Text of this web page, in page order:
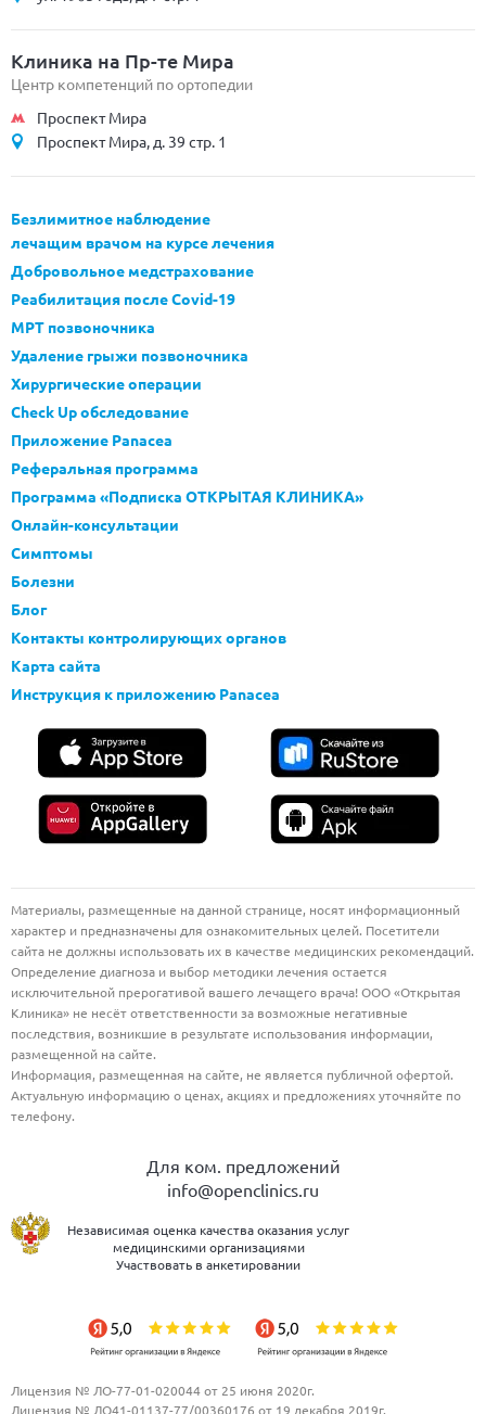
Клиника на Пр-те Мира
Центр компетенций по ортопедии
Проспект Мира
Проспект Мира, д. 39 стр. 1
Безлимитное наблюдение
лечащим врачом на курсе лечения
Добровольное медстрахование
Реабилитация после Covid-19
МРТ позвоночника
Удаление грыжи позвоночника
Хирургические операции
Check Up обследование
Приложение Panacea
Реферальная программа
Программа «Подписка ОТКРЫТАЯ КЛИНИКА»
Онлайн-консультации
Симптомы
Болезни
Блог
Контакты контролирующих органов
Карта сайта
Инструкция к приложению Panacea
Материалы, размещенные на данной странице, носят информационный
характер и предназначены для ознакомительных целей. Посетители
сайта не должны использовать их в качестве медицинских рекомендаций.
Определение диагноза и выбор методики лечения остается
исключительной прерогативой вашего лечащего врача! ООО «Открытая
Клиника» не несёт ответственности за возможные негативные
последствия, возникшие в результате использования информации,
размещенной на сайте.
Информация, размещенная на сайте, не является публичной офертой.
Актуальную информацию о ценах, акциях и предложениях уточняйте по
телефону.
Для ком. предложений
info@openclinics.ru
Независимая оценка качества оказания услуг
медицинскими организациями
Участвовать в анкетировании
Лицензия № ЛО-77-01-020044 от 25 июня 2020г.
Лицензия № ЛО41-01137-77/00360176 от 19 декабря 2019г.